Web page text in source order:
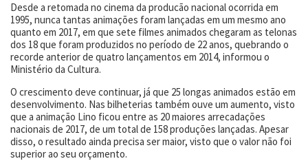
Desde a retomada no cinema da producão nacional ocorrida em
1995, nunca tantas animações foram lançadas em um mesmo ano
quanto em 2017, em que sete filmes animados chegaram as telonas
dos 18 que foram produzidos no período de 22 anos, quebrando o
recorde anterior de quatro lançamentos em 2014, informou o
Ministério da Cultura.
O crescimento deve continuar, já que 25 longas animados estão em
desenvolvimento. Nas bilheterias também ouve um aumento, visto
que a animação Lino ficou entre as 20 maiores arrecadações
nacionais de 2017, de um total de 158 produções lançadas. Apesar
disso, o resultado ainda precisa ser maior, visto que o valor não foi
superior ao seu orçamento.